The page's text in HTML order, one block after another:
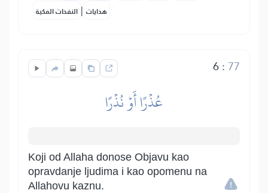
النفحات المكية | هدايات
6: 77
عُذۡرًا أَوۡ نُذۡرًا
Koji od Allaha donose Objavu kao
opravdanje ljudima i kao opomenu na
Allahovu kaznu.